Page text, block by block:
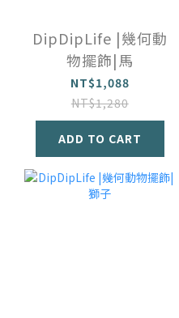
DipDipLife |幾何動
物擺飾|馬
NT$1,088
NT$1,280
ADD TO CART